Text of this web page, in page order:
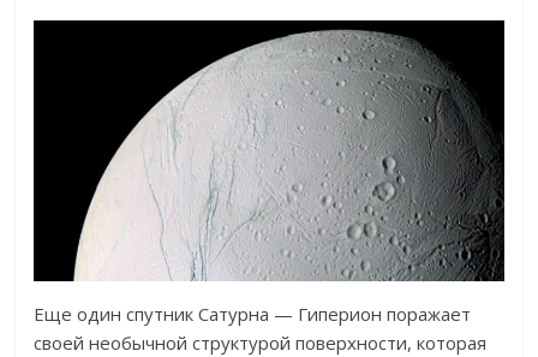
Еще один спутник Сатурна — Гиперион поражает
своей необычной структурой поверхности, которая